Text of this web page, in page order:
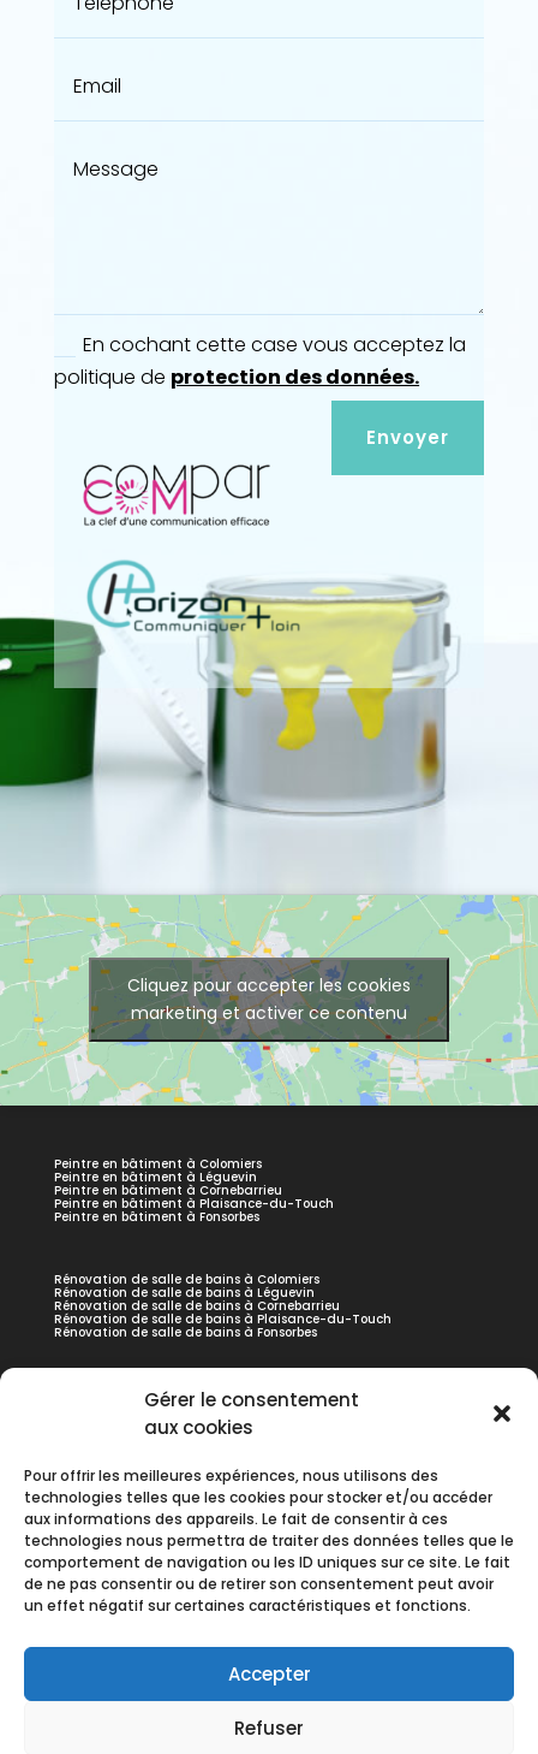
Gérer le consentement
aux cookies
Pour offrir les meilleures expériences, nous utilisons des
technologies telles que les cookies pour stocker et/ou accéder
aux informations des appareils. Le fait de consentir à ces
technologies nous permettra de traiter des données telles que le
comportement de navigation ou les ID uniques sur ce site. Le fait
de ne pas consentir ou de retirer son consentement peut avoir
un effet négatif sur certaines caractéristiques et fonctions.
Accepter
Refuser
En cochant cette case vous acceptez la
politique de protection des données.
Envoyer
Cliquez pour accepter les cookies
marketing et activer ce contenu
Peintre en bâtiment à Colomiers
Peintre en bâtiment à Léguevin
Peintre en bâtiment à Cornebarrieu
Peintre en bâtiment à Plaisance-du-Touch
Peintre en bâtiment à Fonsorbes
Rénovation de salle de bains à Colomiers
Rénovation de salle de bains à Léguevin
Rénovation de salle de bains à Cornebarrieu
Rénovation de salle de bains à Plaisance-du-Touch
Rénovation de salle de bains à Fonsorbes
Peinture de façade à Colomiers
Peinture de façade à Léguevin
Peinture de façade à Cornebarrieu
Peinture de façade à Plaisance-du-Touch
Revêtements sols et murs à Colomiers
Revêtements sols et murs à Léguevin
Revêtements sols et murs à Cornebarrieu
Revêtements sols et murs à Plaisance-du-Touch
Revêtements sols et murs à Fonsorbes
Accueil
Contact
Prestations